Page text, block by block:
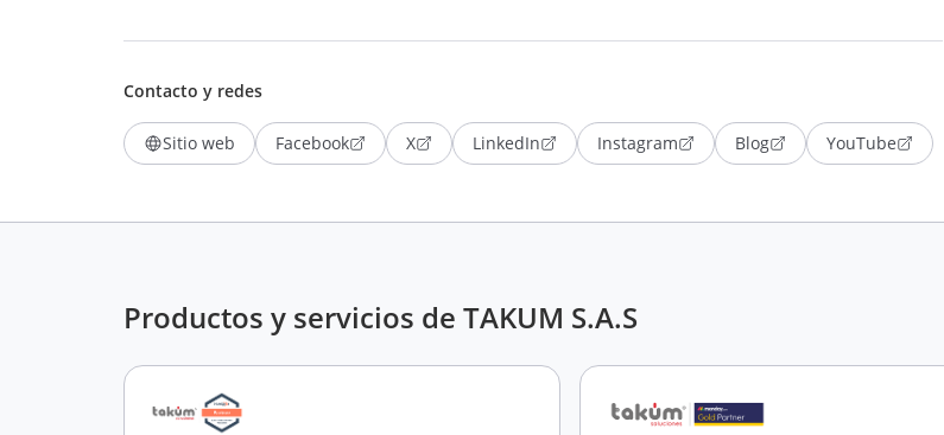
Contacto y redes
Sitio web Facebook X LinkedIn Instagram Blog YouTube
Productos y servicios de TAKUM S.A.S